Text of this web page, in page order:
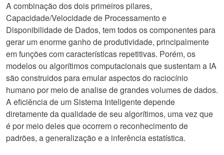
A combinação dos dois primeiros pilares,
Capacidade/Velocidade de Processamento e
Disponibilidade de Dados, tem todos os componentes para
gerar um enorme ganho de produtividade, principalmente
em funções com características repetitivas. Porém, os
modelos ou algorítimos computacionais que sustentam a IA
são construidos para emular aspectos do raciocínio
humano por meio de analise de grandes volumes de dados.
A eficiência de um Sistema Inteligente depende
diretamente da qualidade de seu algorítimos, uma vez que
é por meio deles que ocorrem o reconhecimento de
padrões, a generalização e a inferência estatística.